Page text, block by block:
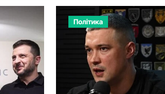
Політика